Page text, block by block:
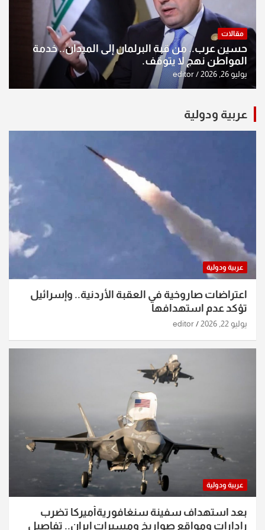
مقالات
حسين عرب.. من قبة البرلمان إلى الميدان.. خدمة
المواطن نهج لا يتوقف.
يوليو 26, 2026 editor
عربية ودولية
عربية ودولية
اعتراضات صاروخية في العقبة الأردنية.. وإسرائيل
تؤكد عدم استهدافها
يوليو 22, 2026 editor
عربية ودولية
بعد استهداف سفينة سنغافوريةأميركا تضرب
رادارات ومواقع صواريخ ومسيرات إيران.. تفاصيل